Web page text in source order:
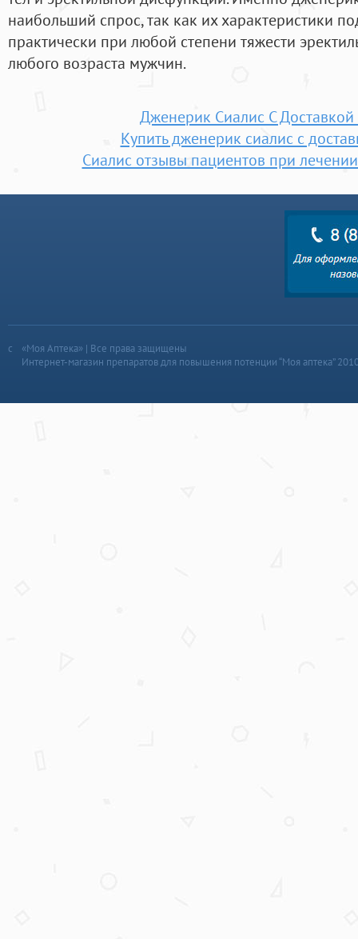
наибольший спрос, так как их характеристики
практически при любой степени тяжести
любого возраста мужчин.
Дженерик Сиалис С
Купить дженерик сиалис с
Сиалис отзывы пациентов при
«Моя Аптека» | Все права защищены
Интернет-магазин препаратов для повышения потенции “Моя аптека”